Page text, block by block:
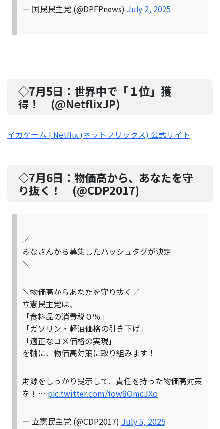
— 国民民主党 (@DPFPnews) July 2, 2025
◇7月5日： 世界中で「１位」獲
得！
(@NetflixJP)
イカゲーム | Netflix (ネットフリックス) 公式サイト
◇7月6日：物価高から、あなたを守
り抜く！
(@CDP2017)
／
みなさんから募集したハッシュタグが決定
＼
＼物価高からあなたを守り抜く／
立憲民主党は、
「食料品の消費税０％」
「ガソリン・軽油価格の引き下げ」
「適正なコメ価格の実現」
を軸に、物価高対策に取り組みます！
財源をしっかり提示して、責任を持った物価高対策
を！… pic.twitter.com/tow8OmcJXo
— 立憲民主党 (@CDP2017) July 5, 2025